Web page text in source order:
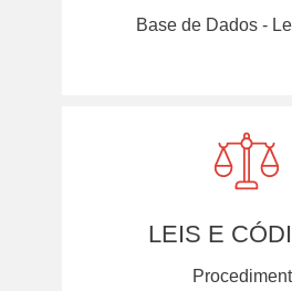
Base de Dados -
LEIS E